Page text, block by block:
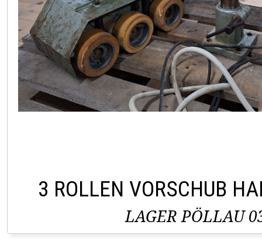
3 ROLLEN VORSCHUB
LAGER PÖLLAU